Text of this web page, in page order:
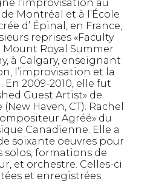
l’improvisation au
Montréal et à l’École
d’ Épinal, en France,
reprises «Faculty
Mount Royal Summer
à Calgary, enseignant
l’improvisation et la
2009-2010, elle fut
Guest Artist» de
(New Haven, CT). Rachel
Agréé» du
Canadienne. Elle a
soixante oeuvres pour
formations de
et orchestre. Celles-ci
et enregistrées